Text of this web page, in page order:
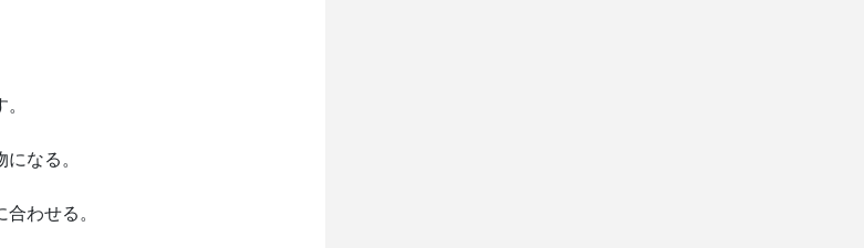
なる。
わせる。